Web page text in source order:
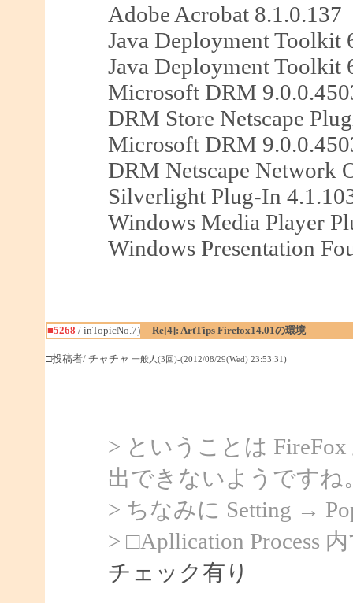
Adobe Acrobat 8.1.0.137
Java Deployment Toolkit
Java Deployment Toolkit
Microsoft DRM
DRM Store Netscape
Microsoft DRM
DRM Netscape Network
Silverlight Plug-In
Windows Media Player
Windows Presentation
■5268 / inTopicNo.7) Re[4]: ArtTips Firefox14.01の環境
□投稿者/ チャチャ 一般人(3回)-(2012/08/29(Wed) 23:53:31)
> ということは
出できないようですね
> ちなみに Setting →
> □Apllication Process
チェック有り